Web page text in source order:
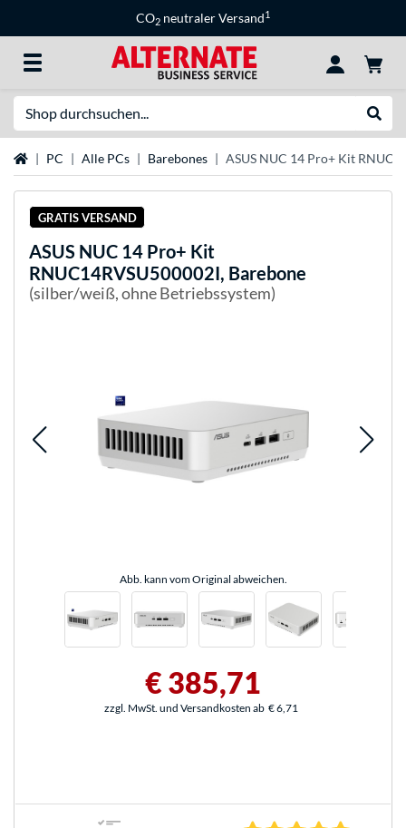
CO2 neutraler Versand1
Startseite
PC Alle PCs Barebones ASUS NUC 14 Pro+ Kit
GRATIS VERSAND
ASUS NUC 14 Pro+ Kit
RNUC14RVSU500002I, Barebone
(silber/weiß, ohne Betriebssystem)
Abb. kann vom Original abweichen.
€ 385,71
zzgl. MwSt. und Versandkosten ab € 6,71